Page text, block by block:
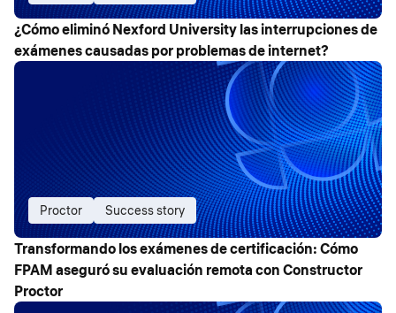
¿Cómo eliminó Nexford University las interrupciones de
exámenes causadas por problemas de internet?
Proctor Success story
Transformando los exámenes de certificación: Cómo
FPAM aseguró su evaluación remota con Constructor
Proctor